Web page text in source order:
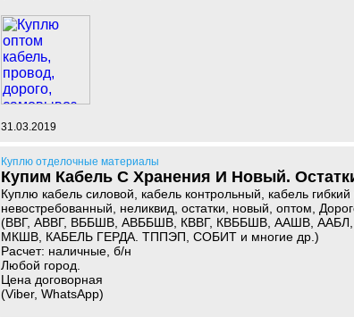
31.03.2019
Куплю отделочные материалы
Купим Кабель С Хранения И Новый.
Куплю кабель силовой, кабель контрольный, кабель
невостребованный, неликвид, остатки, новый, оптом,
(ВВГ, АВВГ, ВББШВ, АВББШВ, КВВГ, КВББШВ, ААШВ,
МКШВ, КАБЕЛЬ ГЕРДА. ТППЭП, СОБИТ и многие др.)
Расчет: наличные, б/н
Любой город.
Цена договорная
(Viber, WhatsApp)